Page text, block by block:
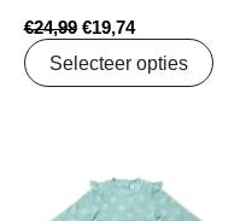
€24,99 €19,74
Selecteer opties
was:
€34,99.
is:
€27,64.